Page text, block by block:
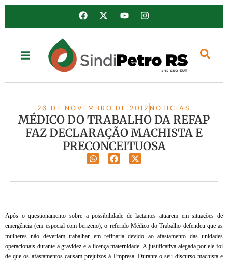
26 DE NOVEMBRO DE 2012 NOTICIAS
MÉDICO DO TRABALHO DA REFAP
FAZ DECLARAÇÃO MACHISTA E
PRECONCEITUOSA
Após o questionamento sobre a possibilidade de lactantes atuarem em situações de
emergência (em especial com benzeno), o referido Médico do Trabalho defendeu que as
mulheres não deveriam trabalhar em refinaria devido ao afastamento das unidades
operacionais durante a gravidez e a licença maternidade. A justificativa alegada por ele foi
de que os afastamentos causam prejuízos à Empresa. Durante o seu discurso machista e